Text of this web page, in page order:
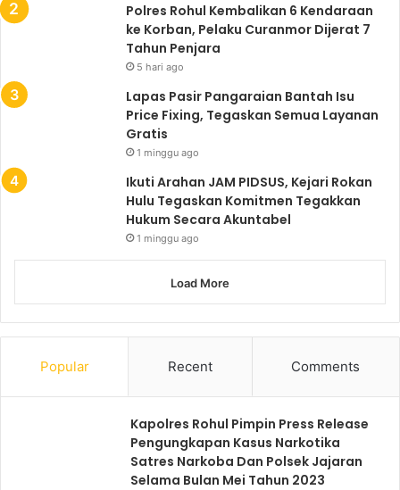
Polres Rohul Kembalikan 6 Kendaraan
ke Korban, Pelaku Curanmor Dijerat 7
Tahun Penjara
5 hari ago
Lapas Pasir Pangaraian Bantah Isu
Price Fixing, Tegaskan Semua Layanan
Gratis
1 minggu ago
Ikuti Arahan JAM PIDSUS, Kejari Rokan
Hulu Tegaskan Komitmen Tegakkan
Hukum Secara Akuntabel
1 minggu ago
Load More
Popular Recent Comments
Kapolres Rohul Pimpin Press Release
Pengungkapan Kasus Narkotika
Satres Narkoba Dan Polsek Jajaran
Selama Bulan Mei Tahun 2023